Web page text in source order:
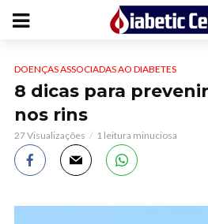
DOENÇAS ASSOCIADAS AO DIABETES
8 dicas para
nos rins
27 Visualizações 1 leitura minuciosa